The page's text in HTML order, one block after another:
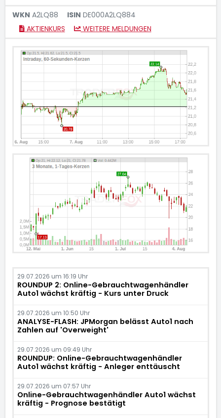
WKN A2LQ88 ISIN DE000A2LQ884
AKTIENKURS
WEITERE MELDUNGEN
29.07.2026 um 16:19 Uhr
ROUNDUP 2: Online-Gebrauchtwagenhändler
Auto1 wächst kräftig - Kurs unter Druck
29.07.2026 um 10:50 Uhr
ANALYSE-FLASH: JPMorgan belässt Auto1 nach
Zahlen auf 'Overweight'
29.07.2026 um 09:49 Uhr
ROUNDUP: Online-Gebrauchtwagenhändler
Auto1 wächst kräftig - Anleger enttäuscht
29.07.2026 um 07:57 Uhr
Online-Gebrauchtwagenhändler Auto1 wächst
kräftig - Prognose bestätigt